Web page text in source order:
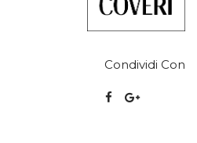
Condividi Con